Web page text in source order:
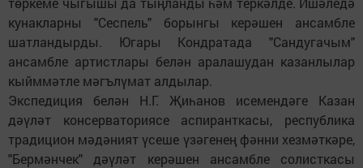
кунакларны "Сеспель" борынгы керәшен ансамбле
шатландырды. Югары Кондратада "Сандугачым"
ансамбле артистлары белән аралашудан казанлылар
кыйммәтле мәгълүмат алдылар.
Экспедиция белән Н.Г. Җиһанов исемендәге Казан
дәүләт консерваториясе аспиранткасы, республика
традицион мәдәният үсеше үзәгенең фәнни хезмәткәре,
"Бермәнчек" дәүләт керәшен ансамбле солисткасы